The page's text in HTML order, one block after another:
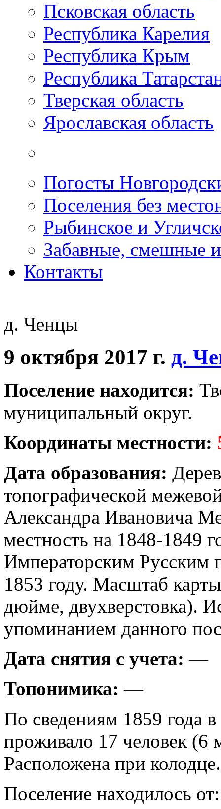
Псковская область
Республика Карелия
Республика Крым
Республика
Тверская область
Ярославская область
Погосты
Поселения без
Рыбинское и
Забавные, смешные
Контакты
д. Ченцы
9 октября 2017 г. д.
Поселение находится:
муниципальный округ.
Координаты местности:
Дата образования:
топографической
Александра Ивановича
местность на 1848-1849
Императорским Русским
1853 году. Масштаб
дюйме, двухверстовка).
упоминанием данного
Дата снятия с учета: —
Топонимика: —
По сведениям 1859 года
проживало 17 человек (6
Расположена при колодце.
Поселение находилось от: